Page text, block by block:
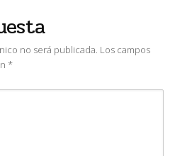
no será publicada. Los campos
*